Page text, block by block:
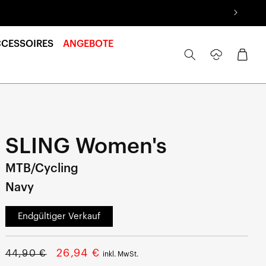
ANGEBOTE
AnmeldenWarenkorb
SLING Women's
MTB/Cycling
Navy
Endgültiger Verkauf
Regulärer
44,90 € Aktionspreis
26,94 € inkl. MwSt.